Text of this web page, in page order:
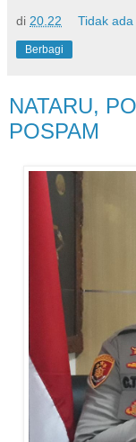
di 20.22 Tidak
Berbagi
NATARU,
POSPAM